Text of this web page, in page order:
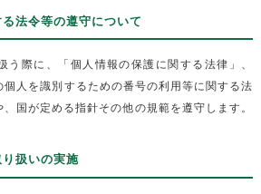
法令等の遵守について
う際に、「個人情報の保護に関する法律」、
個人を識別するための番号の利用等に関する法
国が定める指針その他の規範を遵守します。
扱いの実施